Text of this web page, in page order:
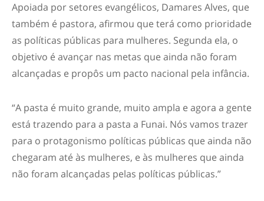
Apoiada por setores evangélicos, Damares Alves, que
também é pastora, afirmou que terá como prioridade
as políticas públicas para mulheres. Segunda ela, o
objetivo é avançar nas metas que ainda não foram
alcançadas e propôs um pacto nacional pela infância.
“A pasta é muito grande, muito ampla e agora a gente
está trazendo para a pasta a Funai. Nós vamos trazer
para o protagonismo políticas públicas que ainda não
chegaram até às mulheres, e às mulheres que ainda
não foram alcançadas pelas políticas públicas.”